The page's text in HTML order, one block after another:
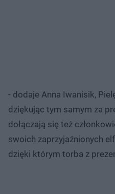
- dodaje Anna Iwanisik,
dziękując tym samym za
dołączają się też
swoich zaprzyjaźnionych
dzięki którym torba z